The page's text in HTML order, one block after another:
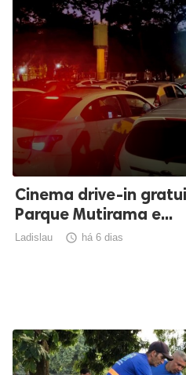
Cinema drive-in
Parque Mutirama e...
Ladislau  há 6 dias